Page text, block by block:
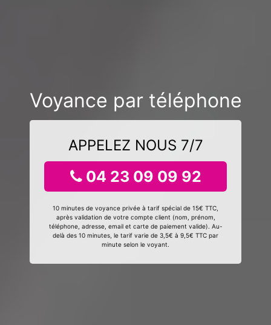
Voyance par téléphone
APPELEZ NOUS 7/7
04 23 09 09 92
10 minutes de voyance privée à tarif spécial de 15€ TTC,
après validation de votre compte client (nom, prénom,
téléphone, adresse, email et carte de paiement valide). Au-
delà des 10 minutes, le tarif varie de 3,5€ à 9,5€ TTC par
minute selon le voyant.